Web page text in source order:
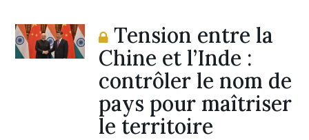
Tension entre la
Chine et l’Inde :
contrôler le nom de
pays pour maîtriser
le territoire